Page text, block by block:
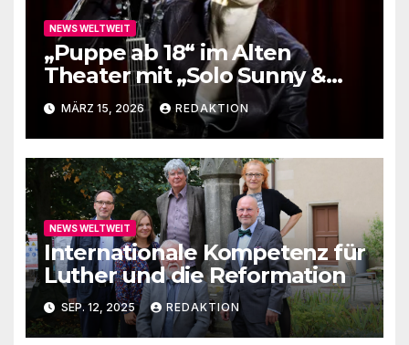
NEWS WELTWEIT
„Puppe ab 18“ im Alten
Theater mit „Solo Sunny &
me“
MÄRZ 15, 2026 REDAKTION
NEWS WELTWEIT
Internationale Kompetenz für
Luther und die Reformation
SEP. 12, 2025 REDAKTION